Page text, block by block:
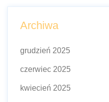
Archiwa
grudzień 2025
czerwiec 2025
kwiecień 2025